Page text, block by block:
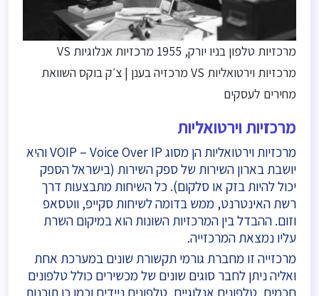
מרכזיות טלפון בניו יורק, 1955 מרכזיות אנלוגיות VS
מרכזיות וירטואליות VS מרכזיה בענן | צ׳ק בוקס השוואת
מחירים לעסקים
מרכזיות וירטואליות
מרכזיות וירטואליות הן מסוג VOIP – Voice Over IP והיא
יושבת בארון השירות של ספק השירות (בישראל הספק
יכול להיות בזק או סלקום). כל השיחות מתבצעות דרך
רשת האינטרנט, ממש בדומה לשיחות סקייפ, ווטסאפ
וזום. ההבדל בין המרכזיות השונות הוא במיקום השרת
עליו נמצאת המרכזייה.
מרכזייה זו מחברת גורמי תקשורת שונים במערכת אחת
ואליה ניתן לחבר סוגים שונים של מכשירים כולל טלפונים